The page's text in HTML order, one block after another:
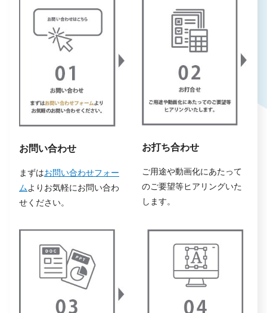
お問い合わせ
まずはお問い合わせフォー
ムよりお気軽にお問い合わ
せください。
お打ち合わせ
ご用途や動画化にあたって
のご要望等ヒアリングいた
します。